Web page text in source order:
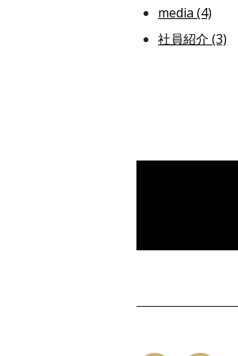
media(4)
社員紹介(3)